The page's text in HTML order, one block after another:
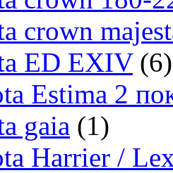
crown
ED EXIV (6)
Estima 2
gaia (1)
Harrier /